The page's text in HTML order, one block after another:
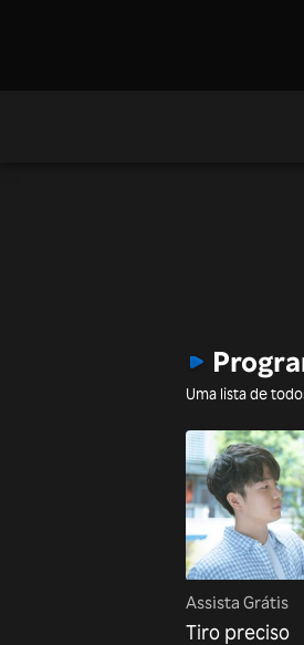
Uma lista de
Assista Grátis
Tiro preciso